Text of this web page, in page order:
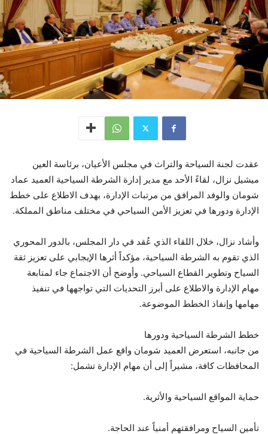
عقدت لجنة السياحة والتراث في مجلس الأعيان، برئاسة العين
ميشيل نزال، لقاءً الأحد مع مدير إدارة الشرطة السياحية العميد عماد
شومان والوفد المرافق من مرتبات الإدارة، بهدف الاطلاع على خطط
الإدارة ودورها في تعزيز الأمن السياحي في مختلف مناطق المملكة.
وأشاد نزال، خلال اللقاء الذي عُقد في دار المجلس، بالدور المحوري
الذي تقوم به الشرطة السياحية، مؤكداً أثرها الإيجابي على تعزيز ثقة
السياح وتطوير القطاع السياحي. وأوضح أن الاجتماع جاء لمتابعة
مهام الإدارة والاطلاع على أبرز التحديات التي تواجهها في تنفيذ
مهامها وإنفاذ الخطط الموضوعة.
خطط الشرطة السياحية ودورها
من جانبه، استعرض العميد شومان واقع عمل الشرطة السياحية في
المحافظات كافة، مشيراً إلى أن مهام الإدارة تشمل:
حماية المواقع السياحية والأثرية.
تأمين السياح ومرافقتهم أمنياً عند الحاجة.